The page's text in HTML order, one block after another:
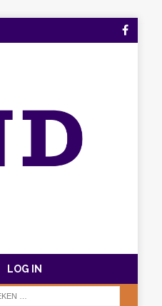
LOG IN